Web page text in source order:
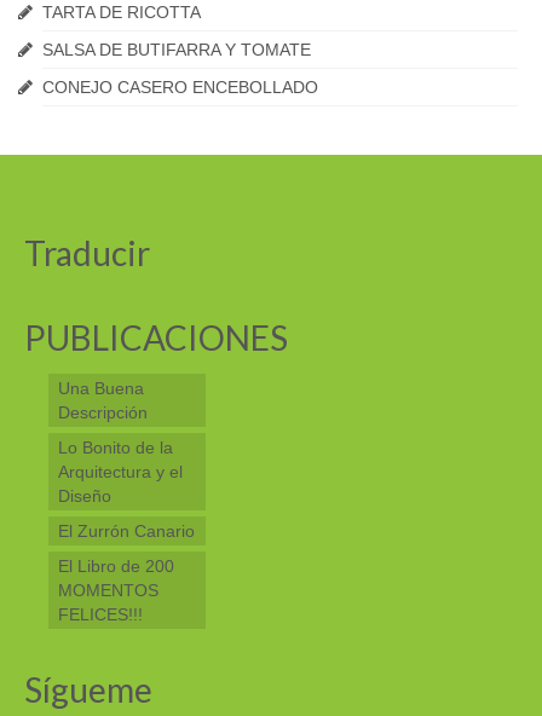
TARTA DE RICOTTA
SALSA DE BUTIFARRA Y TOMATE
CONEJO CASERO ENCEBOLLADO
Traducir
PUBLICACIONES
Una Buena
Descripción
Lo Bonito de la
Arquitectura y el
Diseño
El Zurrón Canario
El Libro de 200
MOMENTOS
FELICES!!!
Sígueme